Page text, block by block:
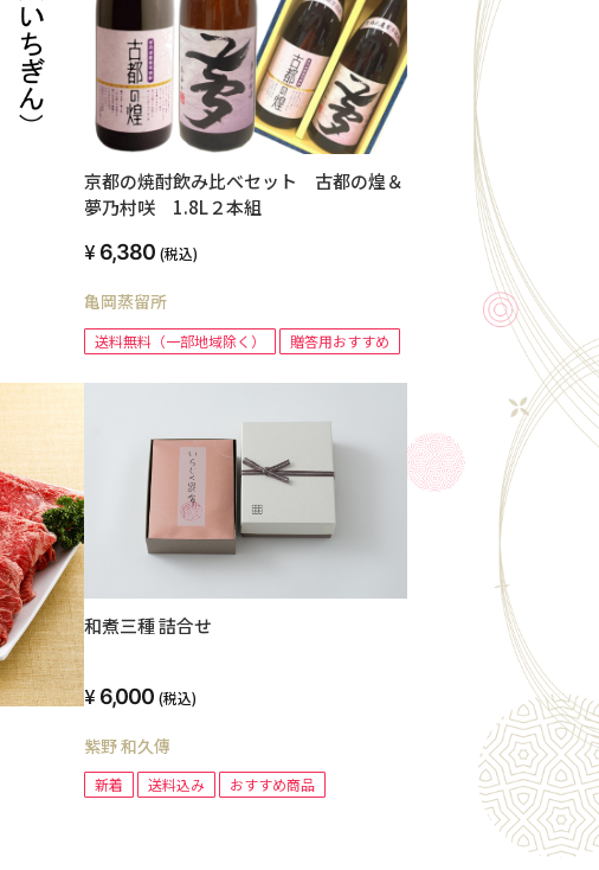
京都の焼酎飲み比べセット 古都の煌＆
夢乃村咲 1.8L２本組
6,380 (税込)
亀岡蒸留所
送料無料（一部地域除く） 贈答用おすすめ
和煮三種 詰合せ
6,000 (税込)
紫野 和久傳
新着 送料込み おすすめ商品